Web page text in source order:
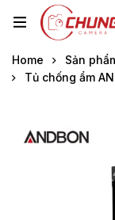
Home Sản
Tủ chống ẩm